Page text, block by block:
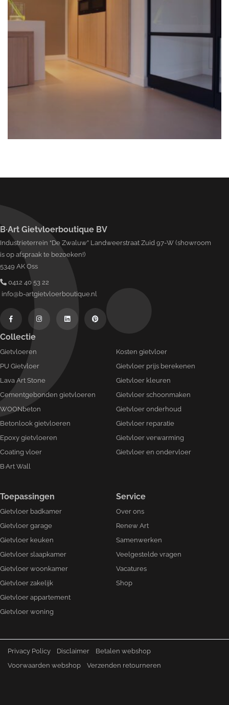
B·Art Gietvloerboutique BV
Industrieterrein “De Zwaluw” Landweerstraat Zuid 97-W (showroom
is op afspraak te bezoeken!)
5349 AK Oss
0412 40 53 22
info@b-artgietvloerboutique.nl
Collectie
Gietvloeren
PU Gietvloer
Lava Art Stone
Cementgebonden gietvloeren
WOONbeton
Betonlook gietvloeren
Epoxy gietvloeren
Coating vloer
B·Art Wall
Kosten gietvloer
Gietvloer prijs berekenen
Gietvloer kleuren
Gietvloer schoonmaken
Gietvloer onderhoud
Gietvloer reparatie
Gietvloer verwarming
Gietvloer en ondervloer
Toepassingen
Gietvloer badkamer
Gietvloer garage
Gietvloer keuken
Gietvloer slaapkamer
Gietvloer woonkamer
Gietvloer zakelijk
Gietvloer appartement
Gietvloer woning
Service
Over ons
Renew Art
Samenwerken
Veelgestelde vragen
Vacatures
Shop
Privacy Policy Disclaimer
Betalen webshop
Voorwaarden webshop
Verzenden retourneren